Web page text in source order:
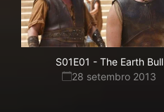
S01E01 - The Earth Bull
28 setembro 2013